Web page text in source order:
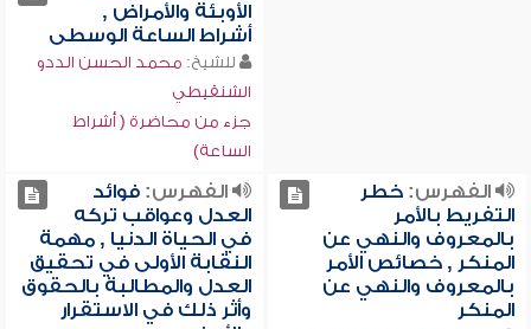
الأوبئة والأمراض ,
أشراط الساعة الوسطى
للشيخ: محمد الحسن الددو
الشنقيطي
جزء من محاضرة ( أشراط
الساعة)
الفهرس:خطر
التفريط بالأمر
بالمعروف والنهي عن
المنكر , خصائص الأمر
بالمعروف والنهي عن
المنكر
الفهرس:فوائد
العدل وعواقب تركه
في الحياة الدنيا , مهمة
النقابة الأولى في تحقيق
العدل والمطالبة بالحقوق
وأثر ذلك في الاستقرار